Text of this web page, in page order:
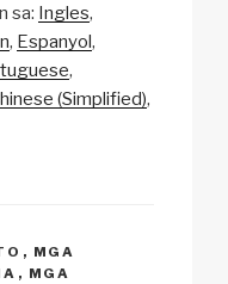
a
p
c
sa: Ingles
Espanyol
(Simplified)
, MGA
, MGA